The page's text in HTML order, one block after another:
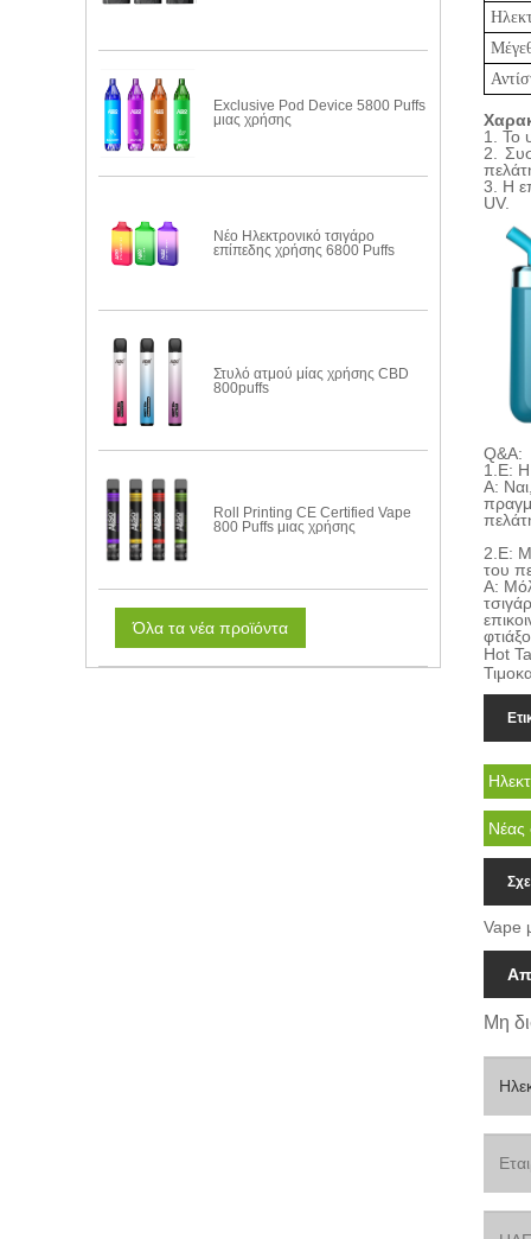
Exclusive Pod Device 5800 Puffs
μιας χρήσης
Νέο Ηλεκτρονικό τσιγάρο
επίπεδης χρήσης 6800 Puffs
Στυλό ατμού μίας χρήσης CBD
800puffs
Roll Printing CE Certified Vape
800 Puffs μιας χρήσης
Όλα τα νέα προϊόντα
1. Το
2.
3. Η
UV.
Q&A:
1. Ε: Η
Α:
2. Ε:
του
Α:
Hot
Νέας
Vape
Μη